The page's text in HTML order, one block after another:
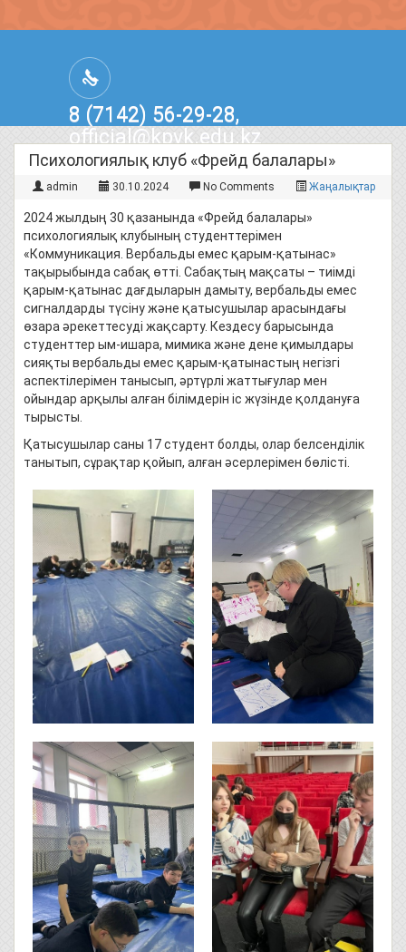
8 (7142) 56-29-28,
official@kpvk.edu.kz
г.Костанай, Проспект Кобыланды
Батыра, 3
Психологиялық клуб «Фрейд балалары»
admin 30.10.2024 No Comments Жаңалықтар
2024 жылдың 30 қазанында «Фрейд балалары»
психологиялық клубының студенттерімен
«Коммуникация. Вербальды емес қарым-қатынас»
тақырыбында сабақ өтті. Сабақтың мақсаты – тиімді
қарым-қатынас дағдыларын дамыту, вербальды емес
сигналдарды түсіну және қатысушылар арасындағы
өзара әрекеттесуді жақсарту. Кездесу барысында
студенттер ым-ишара, мимика және дене қимылдары
сияқты вербальды емес қарым-қатынастың негізгі
аспектілерімен танысып, әртүрлі жаттығулар мен
ойындар арқылы алған білімдерін іс жүзінде қолдануға
тырысты.
Қатысушылар саны 17 студент болды, олар белсенділік
танытып, сұрақтар қойып, алған әсерлерімен бөлісті.